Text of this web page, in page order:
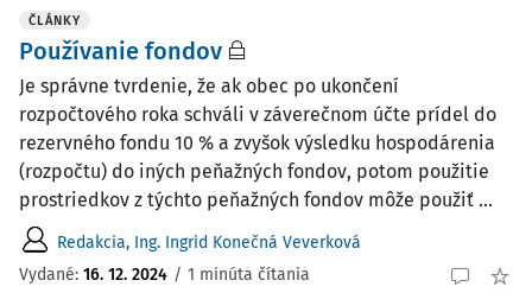
ČLÁNKY
Používanie fondov
Je správne tvrdenie, že ak obec po ukončení
rozpočtového roka schváli v záverečnom účte prídel do
rezervného fondu 10 % a zvyšok výsledku hospodárenia
(rozpočtu) do iných peňažných fondov, potom použitie
prostriedkov z týchto peňažných fondov môže použiť ...
Redakcia, Ing. Ingrid Konečná Veverková
Vydané: 16. 12. 2024 / 1 minúta čítania